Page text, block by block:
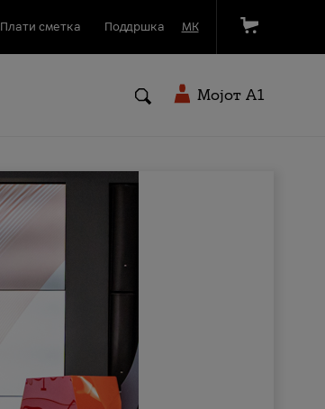
Плати сметка Поддршка МК
Мојот A1